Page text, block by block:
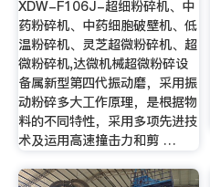
XDW-F106J-超细粉碎机、中
药粉碎机、中药细胞破壁机、低
温粉碎机、灵芝超微粉碎机、超
微粉碎机,达微机械超微粉碎设
备属新型第四代振动磨，采用振
动粉碎多大工作原理，是根据物
料的不同特性，采用多项先进技
术及运用高速撞击力和剪 …